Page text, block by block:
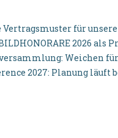
für
2026 als
Weichen
2027: Planung läuft